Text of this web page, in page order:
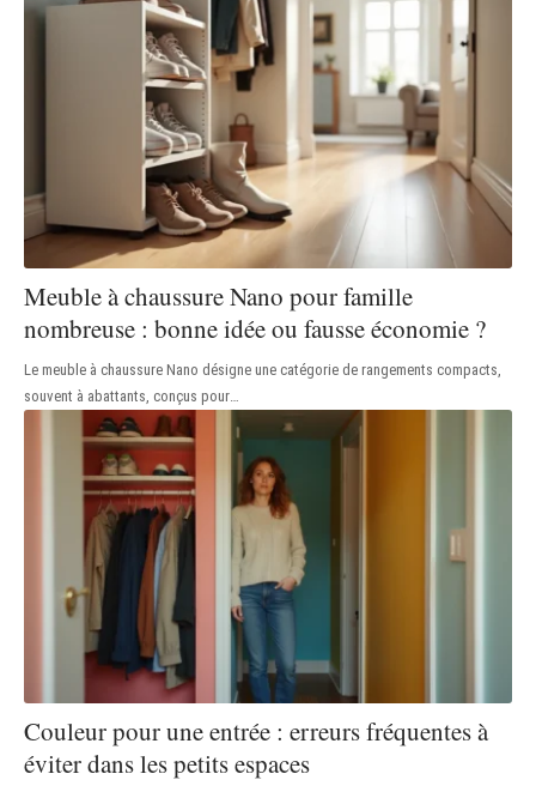
Meuble à chaussure Nano pour famille
nombreuse : bonne idée ou fausse économie ?
Le meuble à chaussure Nano désigne une catégorie de rangements compacts,
souvent à abattants, conçus pour…
Couleur pour une entrée : erreurs fréquentes à
éviter dans les petits espaces